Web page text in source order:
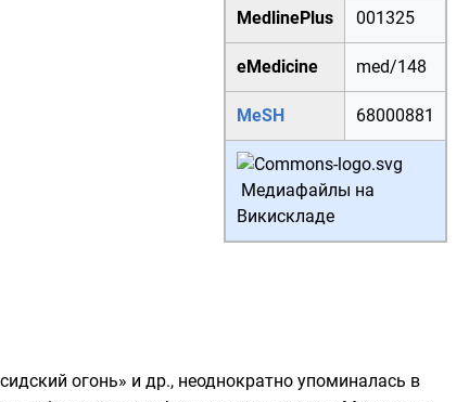
MedlinePlus 001325
eMedicine med/148
MeSH 68000881
Медиафайлы на
Викискладе
огонь» и др., неоднократно упоминалась в